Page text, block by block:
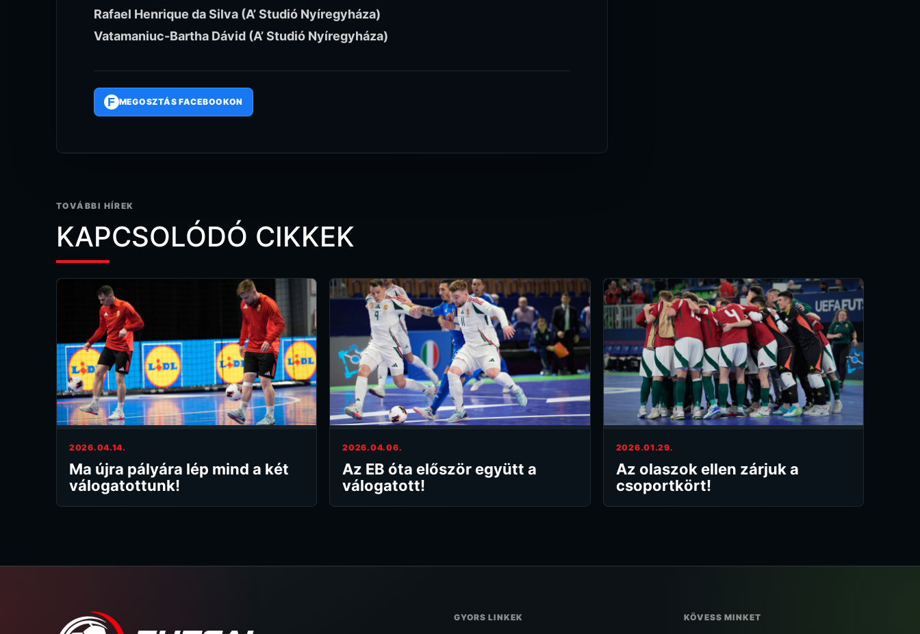
Rafael Henrique da Silva (A’ Studió Nyíregyháza)
Vatamaniuc-Bartha Dávid (A’ Studió Nyíregyháza)
F MEGOSZTÁS FACEBOOKON
TOVÁBBI HÍREK
KAPCSOLÓDÓ CIKKEK
2026.04.14.
Ma újra pályára lép mind a két
válogatottunk!
2026.04.06.
Az EB óta először együtt a
válogatott!
2026.01.29.
Az olaszok ellen zárjuk a
csoportkört!
GYORS LINKEK KÖVESS MINKET